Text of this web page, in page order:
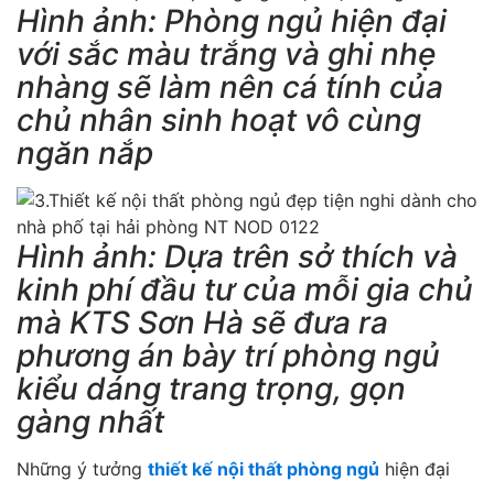
Hình ảnh: Phòng ngủ hiện đại
với sắc màu trắng và ghi nhẹ
nhàng sẽ làm nên cá tính của
chủ nhân sinh hoạt vô cùng
ngăn nắp
Hình ảnh: Dựa trên sở thích và
kinh phí đầu tư của mỗi gia chủ
mà KTS Sơn Hà sẽ đưa ra
phương án bày trí phòng ngủ
kiểu dáng trang trọng, gọn
gàng nhất
Những ý tưởng thiết kế nội thất phòng ngủ hiện đại